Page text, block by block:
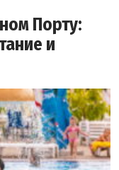
Порту:
и